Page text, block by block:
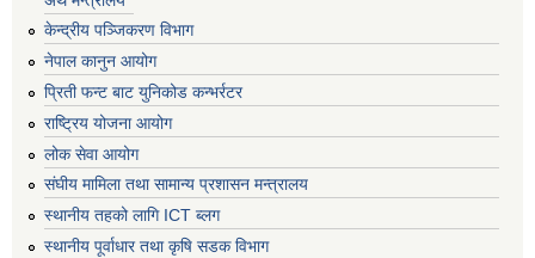
केन्द्रीय पञ्जिकरण विभाग
नेपाल कानुन आयोग
प्रिती फन्ट बाट युनिकोड कन्भर्रटर
राष्ट्रिय योजना आयोग
लोक सेवा आयोग
संघीय मामिला तथा सामान्य प्रशासन मन्त्रालय
स्थानीय तहको लागि ICT ब्लग
स्थानीय पूर्वाधार तथा कृषि सडक विभाग